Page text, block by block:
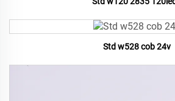
Std w528 cob 24v